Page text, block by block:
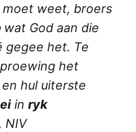
moet weet, broers
wat God aan die
gegee het. Te
het
en hul uiterste
in ryk
NIV